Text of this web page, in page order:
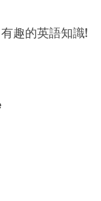
趣的英語知識!